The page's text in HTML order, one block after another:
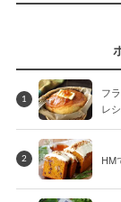
1
フ
レ
2 HM